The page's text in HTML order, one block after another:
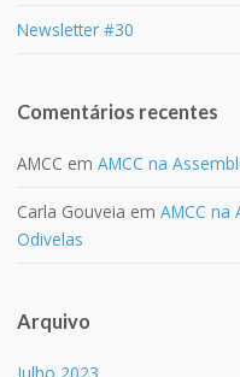
Newsletter #30
Comentários recentes
AMCC em AMCC na
Carla Gouveia em AMCC na
Odivelas
Arquivo